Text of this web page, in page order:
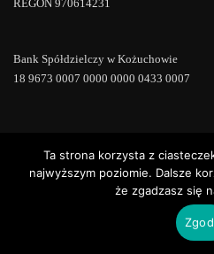
REGON 970614231
Bank Spółdzielczy w Kożuchowie
18 9673 0007 0000 0000 0433 0007
Copyright © 2022 | Powered by WordPress
Ta strona korzysta z
najwyższym poziomie. Dalsze
że zgadzasz się